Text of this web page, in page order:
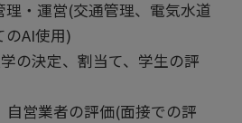
・運営(交通管理、電気水道
のAI使用)
の決定、割当て、学生の評
営業者の評価(面接での評